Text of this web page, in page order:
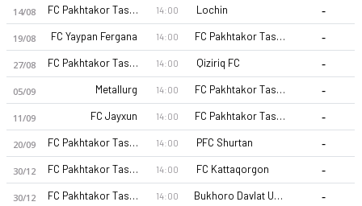
FC Pakhtakor Tashkent II 26-27 sezonu | Pro Liga'de 13.
14/08 FC Pakhtakor Tashkent II 14:00 Lochin -
19/08 FC Yaypan Fergana 14:00 FC Pakhtakor Tashkent II -
27/08 FC Pakhtakor Tashkent II 14:00 Qiziriq FC -
05/09 Metallurg 14:00 FC Pakhtakor Tashkent II -
11/09 FC Jayxun 14:00 FC Pakhtakor Tashkent II -
20/09 FC Pakhtakor Tashkent II 14:00 PFC Shurtan -
30/12 FC Pakhtakor Tashkent II 14:00 FC Kattaqorgon -
30/12 FC Pakhtakor Tashkent II 14:00 Bukhoro Davlat Universiteti -